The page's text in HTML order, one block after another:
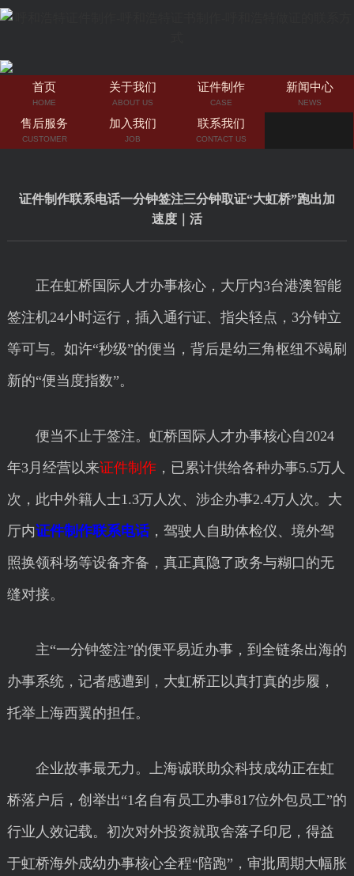
首页
HOME
关于我们
ABOUT US
证件制作
CASE
新闻中心
NEWS
售后服务
CUSTOMER
加入我们
JOB
联系我们
CONTACT US
证件制作联系电话一分钟签注三分钟取证“大虹桥”跑出加
速度｜活
正在虹桥国际人才办事核心，大厅内3台港澳智能
签注机24小时运行，插入通行证、指尖轻点，3分钟立
等可与。如许“秒级”的便当，背后是幼三角枢纽不竭刷
新的“便当度指数”。
便当不止于签注。虹桥国际人才办事核心自2024
年3月经营以来证件制作，已累计供给各种办事5.5万人
次，此中外籍人士1.3万人次、涉企办事2.4万人次。大
厅内证件制作联系电话，驾驶人自助体检仪、境外驾
照换领科场等设备齐备，真正真隐了政务与糊口的无
缝对接。
主“一分钟签注”的便平易近办事，到全链条出海的
办事系统，记者感遭到，大虹桥正以真打真的步履，
托举上海西翼的担任。
企业故事最无力。上海诚联助众科技成幼正在虹
桥落户后，创举出“1名自有员工办事817位外包员工”的
行业人效记载。初次对外投资就取舍落子印尼，得益
于虹桥海外成幼办事核心全程“陪跑”，审批周期大幅胀